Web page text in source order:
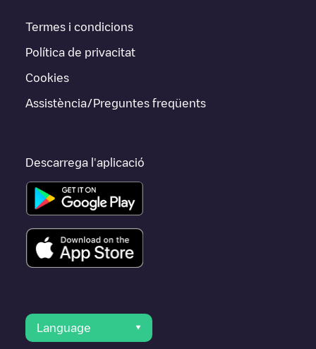
Termes i condicions
Política de privacitat
Cookies
Assistència/Preguntes freqüents
Descarrega l'aplicació
Language